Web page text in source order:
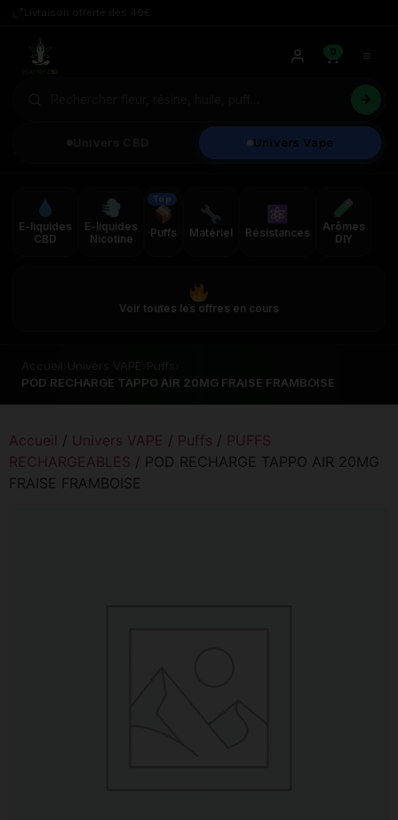
Univers Vape
0
E-liquides
CBD
E-liquides
Nicotine
Top
Puffs Matériel Résistances
Arômes
DIY
Voir toutes les offres en cours
POD RECHARGE TAPPO AIR 20MG FRAISE FRAMBOISE
Accueil / Univers VAPE / Puffs / PUFFS
RECHARGEABLES / POD RECHARGE TAPPO AIR 20MG
FRAISE FRAMBOISE